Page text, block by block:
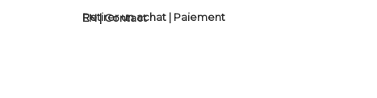
Contact
Retirer un achat | Paiement